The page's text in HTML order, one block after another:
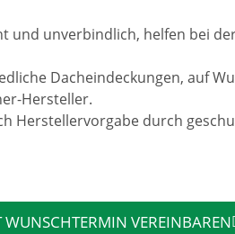
und unverbindlich, helfen bei
Dacheindeckungen, auf
Hersteller.
Herstellervorgabe durch
WUNSCHTERMIN VEREINBAREN